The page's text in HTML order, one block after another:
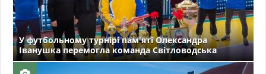
У футбольному турнірі пам'яті Олександра
Іванушка перемогла команда Світловодська